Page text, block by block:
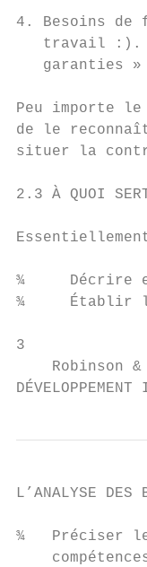
4. Besoins
travail
   garanties »
Peu importe
de le
situer la
2.3 À QUOI
¾     Décrire
¾     Établir
3
Robinson &
L’ANALYSE
¾   Préciser